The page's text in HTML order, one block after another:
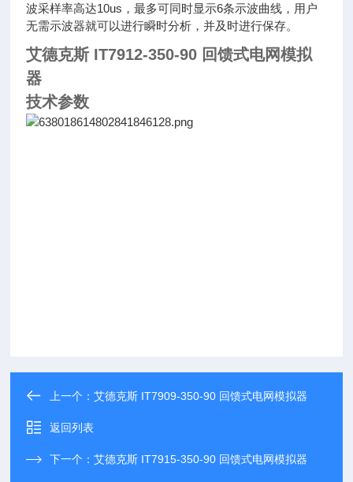
波采样率高达10us，最多可同时显示6条示波曲线，用户
无需示波器就可以进行瞬时分析，并及时进行保存。
艾德克斯 IT7912-350-90 回馈式电网模拟
器
技术参数
上一个：艾德克斯 IT7909-350-90 回馈式电网模拟器
返回列表
下一个：艾德克斯 IT7915-350-90 回馈式电网模拟器